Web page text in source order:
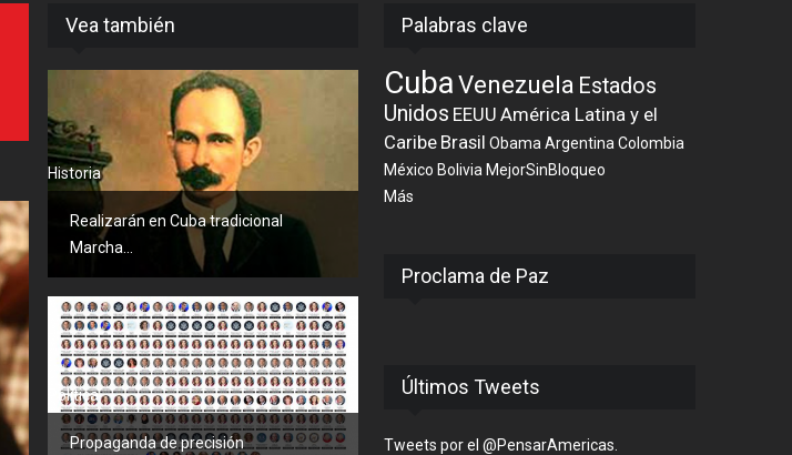
Vea también
Historia
Realizarán en Cuba tradicional
Marcha...
Política
Propaganda de precisión
Palabras clave
CubaVenezuela Estados
Unidos EEUU América Latina y el
Caribe Brasil Obama Argentina Colombia
México Bolivia MejorSinBloqueo
Más
Proclama de Paz
Últimos Tweets
Tweets por el @PensarAmericas.